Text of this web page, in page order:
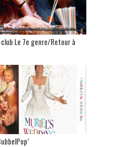
Le 7e genre/Retour à